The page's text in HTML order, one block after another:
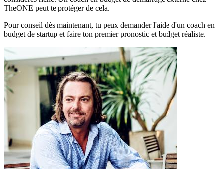
TheONE peut te protéger de cela.
Pour conseil dès maintenant, tu peux demander l'aide d'un coach en
budget de startup et faire ton premier pronostic et budget réaliste.